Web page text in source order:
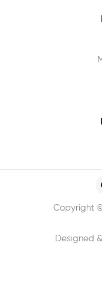
Copyright ©
Designed